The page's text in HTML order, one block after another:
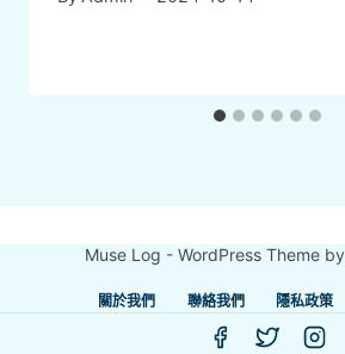
Muse Log - WordPress Theme by
關於我們 聯絡我們 隱私政策